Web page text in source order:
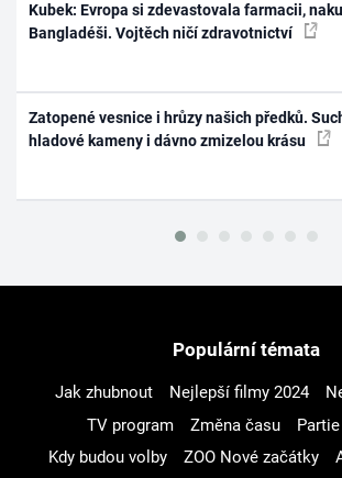
Kubek: Evropa si zdevastovala farmacii,
Bangladéši. Vojtěch ničí zdravotnictví
Zatopené vesnice i hrůzy našich předků.
hladové kameny i dávno zmizelou krásu
Populární témata
Jak zhubnout Nejlepší filmy 2024
TV program
Změna času Partie
Kdy budou volby
ZOO Nové začátky